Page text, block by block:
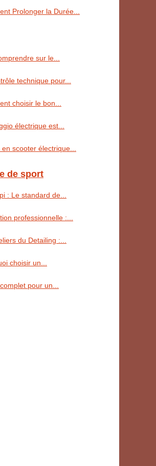
Prolonger la Durée...
sur le...
technique pour...
choisir le bon...
électrique est...
scooter électrique...
de sport
: Le standard de...
professionnelle :...
du Detailing :...
choisir un...
pour un...